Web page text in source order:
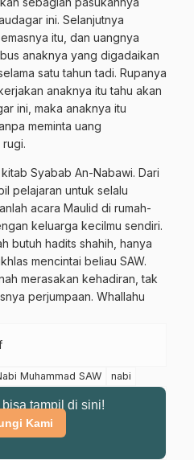
ini. Selanjutnya
itu, dan uangnya
anaknya yang digadaikan
satu tahun tadi. Rupanya
anaknya itu tahu akan
ini, maka anaknya itu
meminta uang
Syabab An-Nabawi. Dari
pelajaran untuk selalu
acara Maulid di rumah-
keluarga kecilmu sendiri.
butuh hadits shahih, hanya
mencintai beliau SAW.
merasakan kehadiran, tak
perjumpaan. Whallahu
Muhammad SAW nabi
tampil di sini!
Kami